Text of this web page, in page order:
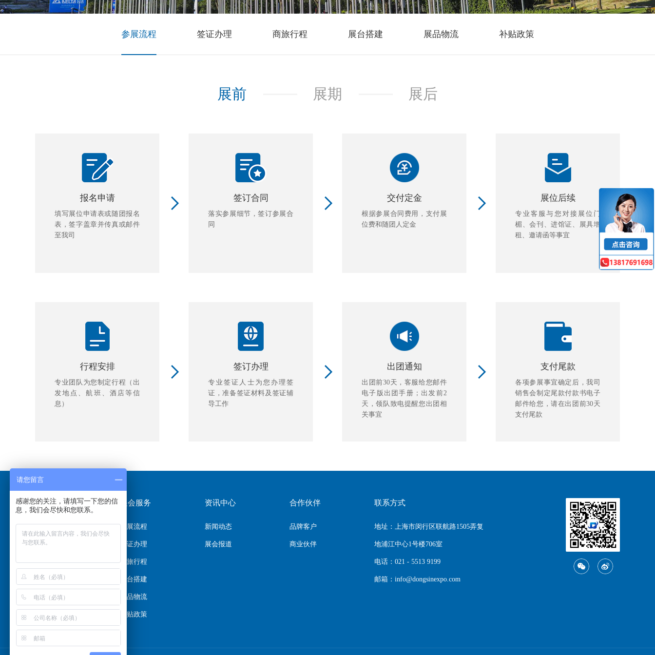
参展流程 签证办理 商旅行程 展台搭建 展品物流 补贴政策
展前 展期 展后
报名申请
填写展位申请表或随团报名
表，签字盖章并传真或邮件
至我司
签订合同
落实参展细节，签订参展合
同
交付定金
根据参展合同费用，支付展
位费和随团人定金
展位后续
专业客服与您对接展位门
楣、会刊、进馆证、展具增
租、邀请函等事宜
行程安排
专业团队为您制定行程（出
发地点、航班、酒店等信
息）
签订办理
专业签证人士为您办理签
证，准备签证材料及签证辅
导工作
出团通知
出团前30天，客服给您邮件
电子版出团手册；出发前2
天，领队致电提醒您出团相
关事宜
支付尾款
各项参展事宜确定后，我司
销售会制定尾款付款书电子
邮件给您，请在出团前30天
支付尾款
关于东信
公司介绍
愿景价值
组织架构
团队风采
加入我们
展会服务
参展流程
签证办理
商旅行程
展台搭建
展品物流
补贴政策
资讯中心
新闻动态
展会报道
合作伙伴
品牌客户
商业伙伴
联系方式
地址：上海市闵行区联航路1505弄复
地浦江中心1号楼706室
电话：021 - 5513 9199
邮箱：info@dongsinexpo.com
请您留言
感谢您的关注，请填写一下您的信
息，我们会尽快和您联系。